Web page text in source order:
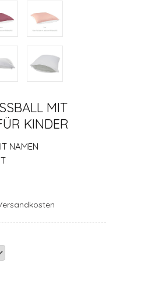
MIT F
KINDER
NAMEN